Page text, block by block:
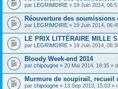
par LEGRIMOIRE » 19 Juin 2014,
Réouverture des soumissions
par LEGRIMOIRE » 19 Juin 2014,
LE PRIX LITTÉRAIRE MILLE
par LEGRIMOIRE » 19 Juin 2014,
Bloody Week-end 2014
par chipougne » 20 Mai 2014, 18:35 »
Murmure de soupirail, recueil
par chipougne » 13 Sep 2013, 15:03 »